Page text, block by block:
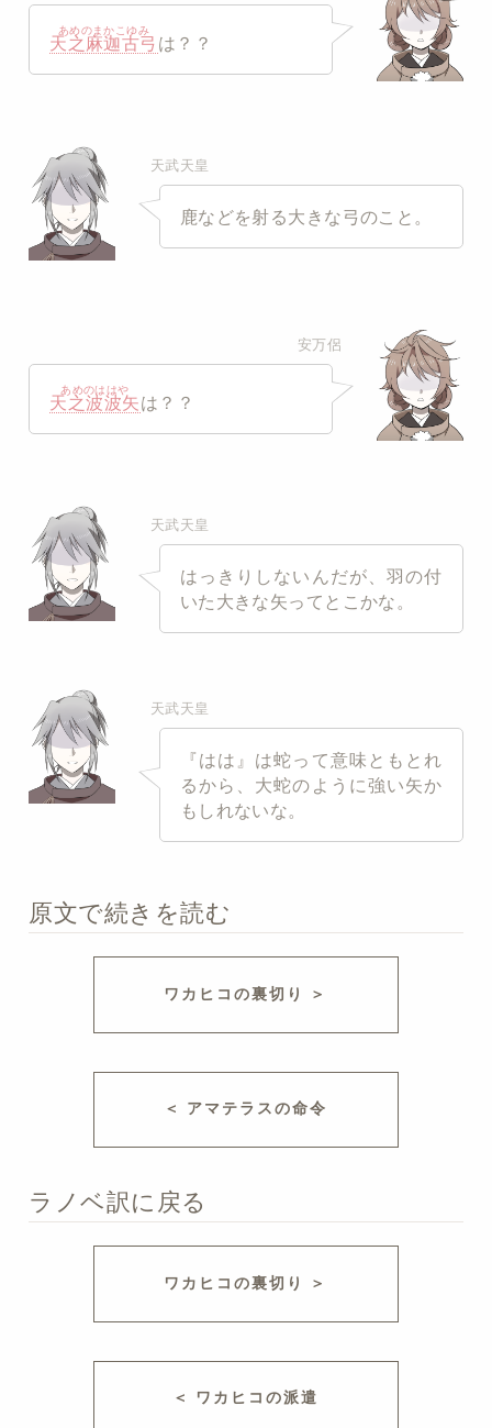
天之麻迦古弓
あめのまかこゆみ
は？？
天武天皇
鹿などを射る大きな弓のこと。
安万侶
天之波波矢
あめのははや
は？？
天武天皇
はっきりしないんだが、羽の付
いた大きな矢ってとこかな。
天武天皇
『はは』は蛇って意味ともとれ
るから、大蛇のように強い矢か
もしれないな。
原文で続きを読む
ワカヒコの裏切り ＞
＜ アマテラスの命令
ラノベ訳に戻る
ワカヒコの裏切り ＞
＜ ワカヒコの派遣